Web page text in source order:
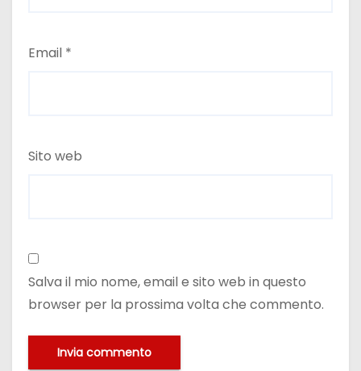
Email *
Sito web
Salva il mio nome, email e sito web in questo
browser per la prossima volta che commento.